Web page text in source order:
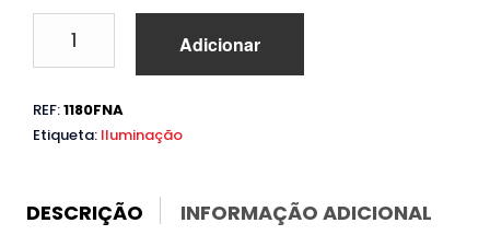
Faróis
Nevoeiro
Bmw
E81
Adicionar
REF:1180FNA
Etiqueta: Iluminação
DESCRIÇÃO INFORMAÇÃO ADICIONAL